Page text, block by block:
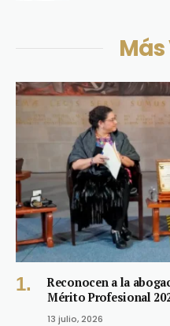
Reconocen a la
Mérito Profesional
13 julio, 2026